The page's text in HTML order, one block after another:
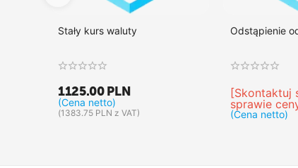
Stały kurs waluty
1125.00 PLN
(Cena netto)
(1383.75 PLN z VAT)
Odstąpienie
[Skontaktuj
sprawie
(Cena netto)